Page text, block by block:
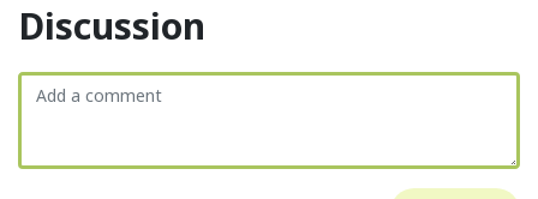
Discussion